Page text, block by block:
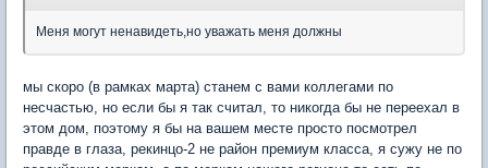
Меня могут ненавидеть,но уважать меня должны
мы скоро (в рамках марта) станем с вами коллегами по
несчастью, но если бы я так считал, то никогда бы не переехал в
этом дом, поэтому я бы на вашем месте просто посмотрел
правде в глаза, рекинцо-2 не район премиум класса, я сужу не по